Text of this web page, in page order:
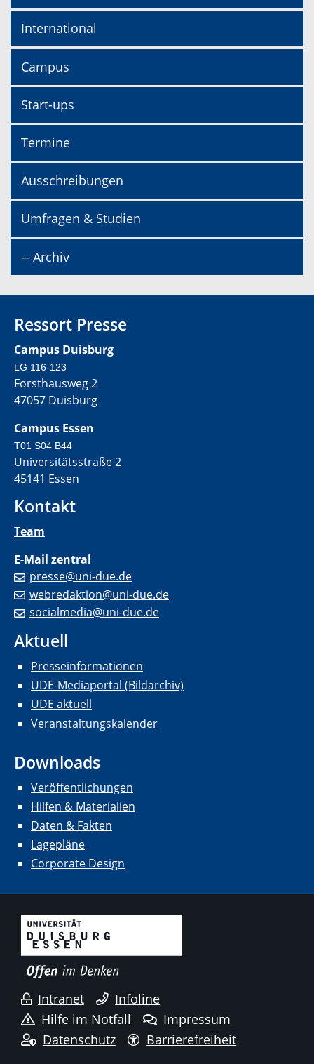
International
Campus
Start-ups
Termine
Ausschreibungen
Umfragen & Studien
-- Archiv
Ressort Presse
Campus Duisburg
LG 116-123
Forsthausweg 2
47057 Duisburg
Campus Essen
T01 S04 B44
Universitätsstraße 2
45141 Essen
Kontakt
Team
E-Mail zentral
presse@uni-due.de
webredaktion@uni-due.de
socialmedia@uni-due.de
Aktuell
Presseinformationen
UDE-Mediaportal (Bildarchiv)
UDE aktuell
Veranstaltungskalender
Downloads
Veröffentlichungen
Hilfen & Materialien
Daten & Fakten
Lagepläne
Corporate Design
Intranet
Infoline
Hilfe im Notfall
Impressum
Datenschutz
Barrierefreiheit